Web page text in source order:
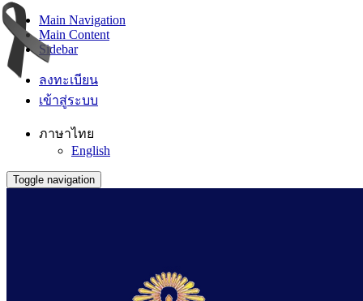
Main Navigation
Main Content
Sidebar
ลงทะเบียน
เข้าสู่ระบบ
ภาษาไทย
English
Toggle navigation